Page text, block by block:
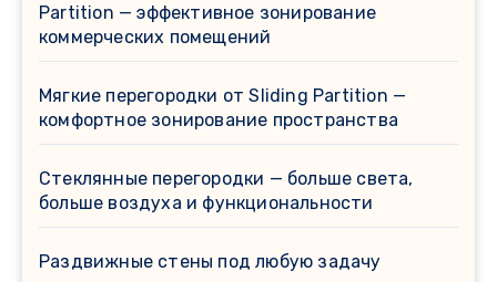
Partition — эффективное зонирование
коммерческих помещений
Мягкие перегородки от Sliding Partition —
комфортное зонирование пространства
Стеклянные перегородки — больше света,
больше воздуха и функциональности
Раздвижные стены под любую задачу